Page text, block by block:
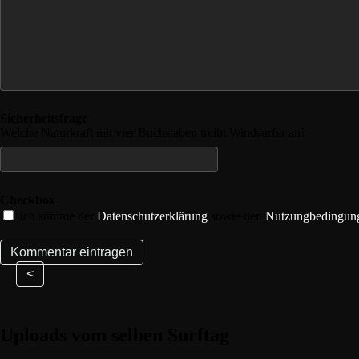
Datenschutzerklärung
<